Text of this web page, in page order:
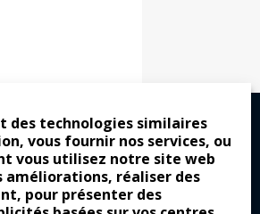
des technologies similaires
vous fournir nos services, ou
vous utilisez notre site web
améliorations, réaliser des
pour présenter des